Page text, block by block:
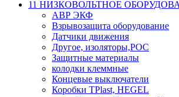
11 НИЗКОВОЛЬТНОЕ
АВР ЭКФ
Взрывозащита оборудование
Датчики движения
Другое, изоляторы,РОС
Защитные материалы
колодки клеммные
Концевые выключатели
Коробки TPlast, HEGEL